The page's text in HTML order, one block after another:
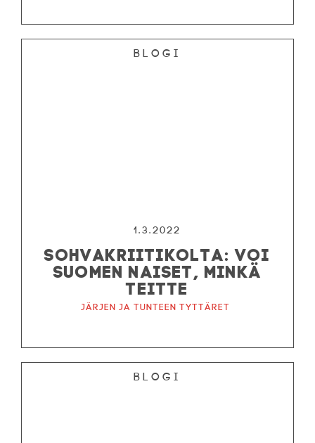
Blogi
1.3.2022
SOHVAKRIITIKOLTA: VOI
SUOMEN NAISET, MINKÄ
TEITTE
Järjen ja tunteen tyttäret
Blogi